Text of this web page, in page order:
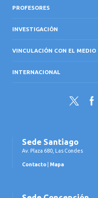
PROFESORES
INVESTIGACIÓN
VINCULACIÓN CON EL MEDIO
INTERNACIONAL
Twitter
Sede Santiago
Av. Plaza 680, Las Condes
Contacto Mapa